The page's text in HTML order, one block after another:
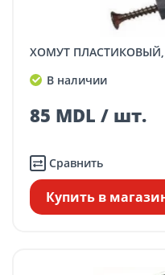
ХОМУТ ПЛАСТИКОВЫЙ,
В наличии
85 MDL / шт.
Сравнить
Купить в